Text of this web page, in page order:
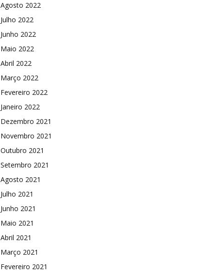
Agosto 2022
Julho 2022
Junho 2022
Maio 2022
Abril 2022
Março 2022
Fevereiro 2022
Janeiro 2022
Dezembro 2021
Novembro 2021
Outubro 2021
Setembro 2021
Agosto 2021
Julho 2021
Junho 2021
Maio 2021
Abril 2021
Março 2021
Fevereiro 2021